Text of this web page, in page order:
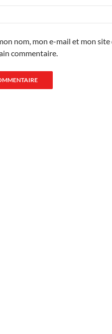
nom, mon e-mail et mon
commentaire.